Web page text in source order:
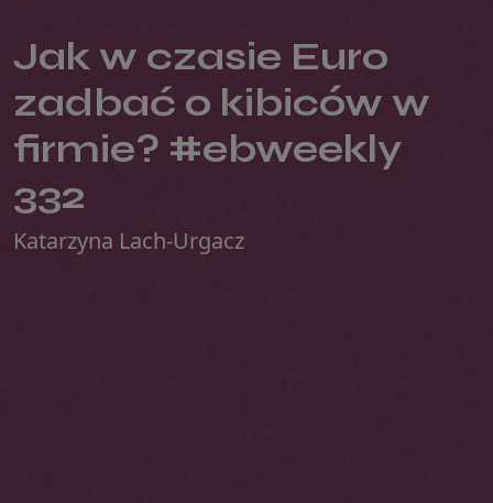
Jak w czasie Euro
zadbać o kibiców w
firmie? #ebweekly
332
Katarzyna Lach-Urgacz